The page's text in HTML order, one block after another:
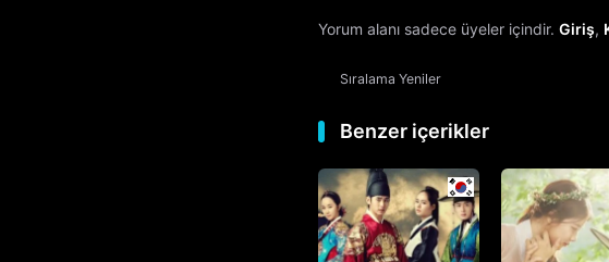
18.
19.
Yorum alanı sadece üyeler içindir. Giriş,
Sıralama Yeniler
Benzer içerikler